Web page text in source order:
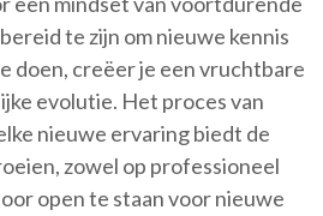
te zijn om nieuwe kennis
doen, creëer je een vruchtbare
evolutie. Het proces van
nieuwe ervaring biedt de
zowel op professioneel
open te staan voor nieuwe